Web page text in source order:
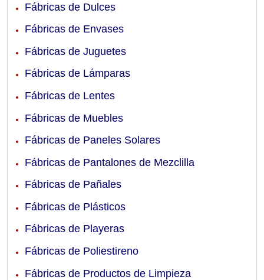
Fábricas de Dulces
Fábricas de Envases
Fábricas de Juguetes
Fábricas de Lámparas
Fábricas de Lentes
Fábricas de Muebles
Fábricas de Paneles Solares
Fábricas de Pantalones de Mezclilla
Fábricas de Pañales
Fábricas de Plásticos
Fábricas de Playeras
Fábricas de Poliestireno
Fábricas de Productos de Limpieza